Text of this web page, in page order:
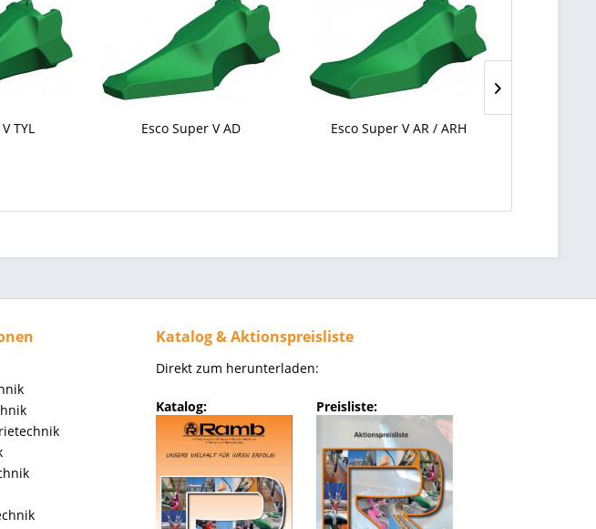
TYL Esco Super V AD Esco Super V AR / ARH
Katalog & Aktionspreisliste
Direkt zum herunterladen:
Katalog: Preisliste: